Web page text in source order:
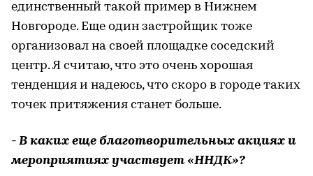
единственный такой пример в Нижнем
Новгороде. Еще один застройщик тоже
организовал на своей площадке соседский
центр. Я считаю, что это очень хорошая
тенденция и надеюсь, что скоро в городе таких
точек притяжения станет больше.
- В каких еще благотворительных акциях и
мероприятиях участвует «ННДК»?